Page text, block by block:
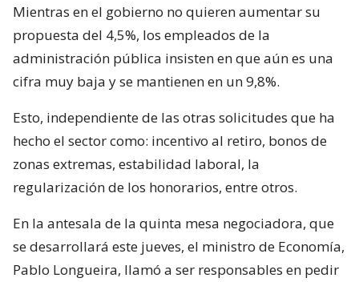
Mientras en el gobierno no quieren aumentar su
propuesta del 4,5%, los empleados de la
administración pública insisten en que aún es una
cifra muy baja y se mantienen en un 9,8%.
Esto, independiente de las otras solicitudes que ha
hecho el sector como: incentivo al retiro, bonos de
zonas extremas, estabilidad laboral, la
regularización de los honorarios, entre otros.
En la antesala de la quinta mesa negociadora, que
se desarrollará este jueves, el ministro de Economía,
Pablo Longueira, llamó a ser responsables en pedir